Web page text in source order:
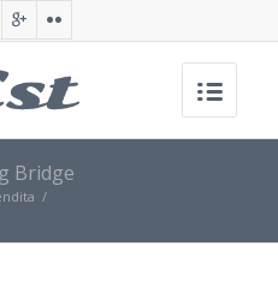
Bridge
/